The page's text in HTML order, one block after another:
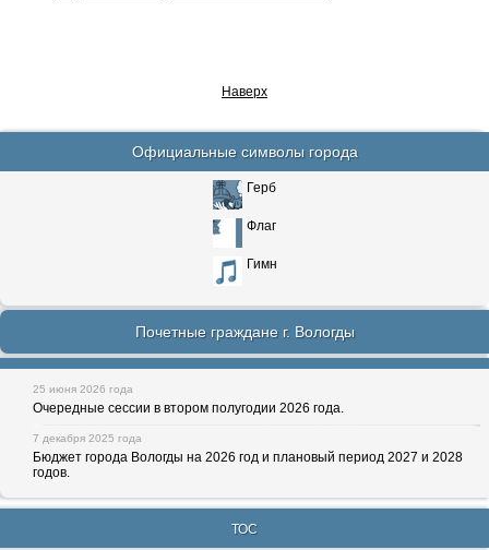
Наверх
Официальные символы города
Герб
Флаг
Гимн
Почетные граждане г. Вологды
25 июня 2026 года
Очередные сессии в втором полугодии 2026 года.
7 декабря 2025 года
Бюджет города Вологды на 2026 год и плановый период 2027 и 2028
годов.
ТОС